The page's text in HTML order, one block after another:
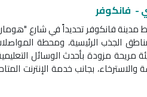
- فانكوفر
فانكوفر تحديداً في شارع
الجذب الرئيسية، ومحطة
مريحة مزودة بأحدث الوسائل
بجانب خدمة الإنترنت